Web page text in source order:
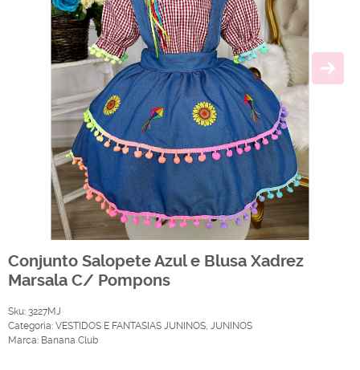
Conjunto Salopete Azul e Blusa Xadrez
Marsala C/ Pompons
Sku: 3227MJ
Categoria: VESTIDOS E FANTASIAS JUNINOS, JUNINOS
Marca: Banana Club